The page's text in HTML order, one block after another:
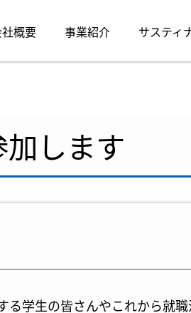
概要 事業紹介 サスティ
加します
る学生の皆さんやこれから就